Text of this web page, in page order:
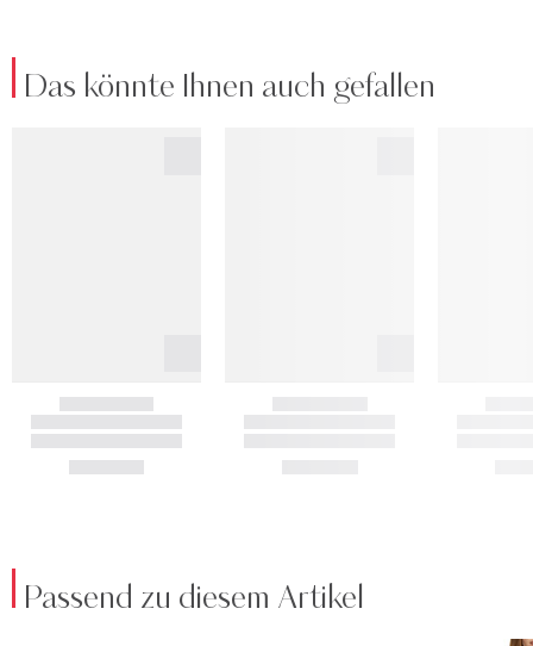
Das könnte Ihnen auch gefallen
Passend zu diesem Artikel